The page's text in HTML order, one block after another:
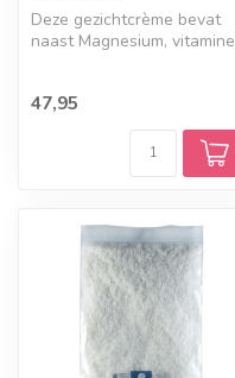
Deze gezichtcrème bevat
naast Magnesium, vitamine
47,95